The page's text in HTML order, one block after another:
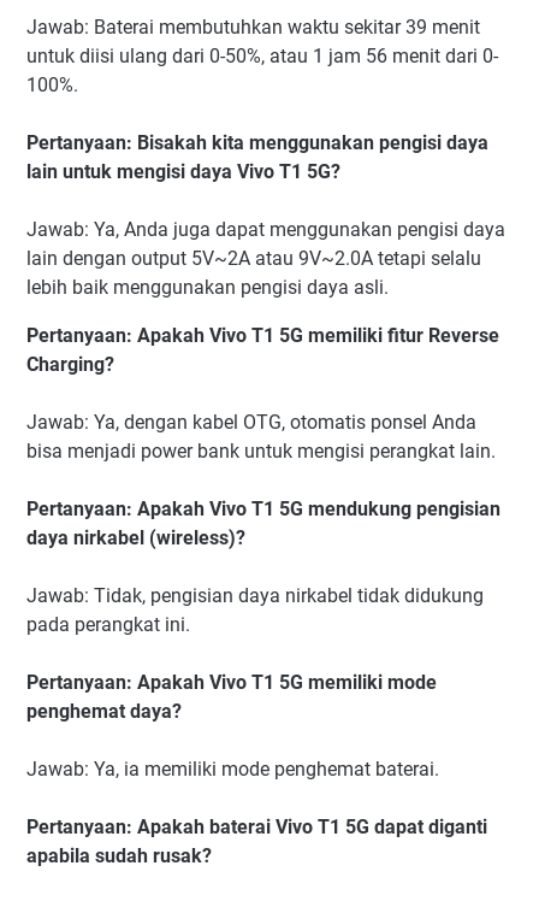
Jawab: Baterai membutuhkan waktu sekitar 39 menit
untuk diisi ulang dari 0-50%, atau 1 jam 56 menit dari 0-
100%.
Pertanyaan: Bisakah kita menggunakan pengisi daya
lain untuk mengisi daya Vivo T1 5G?
Jawab: Ya, Anda juga dapat menggunakan pengisi daya
lain dengan output 5V~2A atau 9V~2.0A tetapi selalu
lebih baik menggunakan pengisi daya asli.
Pertanyaan: Apakah Vivo T1 5G memiliki fitur Reverse
Charging?
Jawab: Ya, dengan kabel OTG, otomatis ponsel Anda
bisa menjadi power bank untuk mengisi perangkat lain.
Pertanyaan: Apakah Vivo T1 5G mendukung pengisian
daya nirkabel (wireless)?
Jawab: Tidak, pengisian daya nirkabel tidak didukung
pada perangkat ini.
Pertanyaan: Apakah Vivo T1 5G memiliki mode
penghemat daya?
Jawab: Ya, ia memiliki mode penghemat baterai.
Pertanyaan: Apakah baterai Vivo T1 5G dapat diganti
apabila sudah rusak?